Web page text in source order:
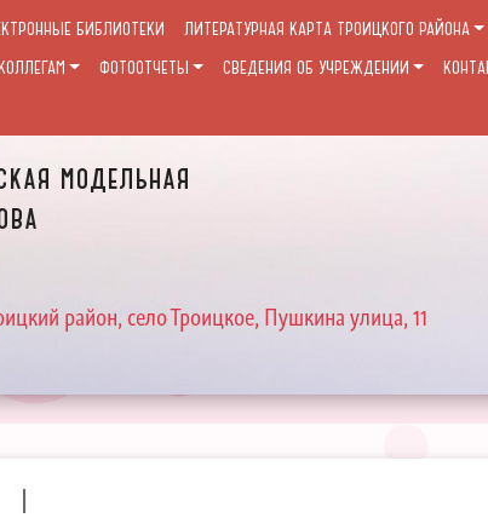
модельная
район, село Троицкое, Пушкина улица, 11
БИБЛИОТЕКИ
ЛИТЕРАТУРНАЯ КАРТА ТРОИЦКОГО РАЙОНА
ФОТООТЧЕТЫ СВЕДЕНИЯ ОБ УЧРЕЖДЕНИИ
I